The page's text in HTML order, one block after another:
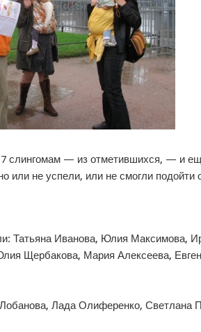
слингомам — из отметившихся, — и
или не успели, или не смогли подойти
Татьяна Иванова, Юлия Максимова,
Щербакова, Мария Алексеева,
Лада Олиференко, Светлана